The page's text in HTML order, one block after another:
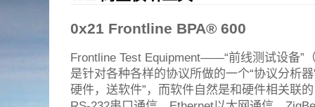
0x21 Frontline BPA® 600
Frontline Test Equipment——“前线测试设备”
是针对各种各样的协议所做的一个“协议分析
硬件，送软件”，而软件自然是和硬件相关联